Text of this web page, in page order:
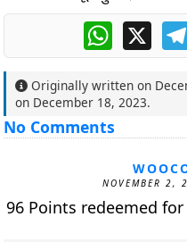
WhatsApp
X
Originally written on
on December 18, 2023.
No Comments
NOVEMBER 2,
96 Points redeemed for